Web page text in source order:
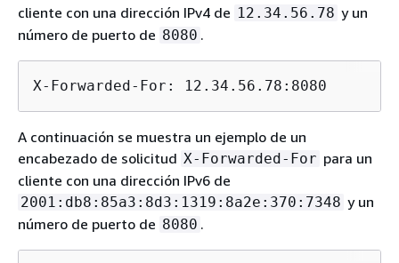
cliente con una dirección IPv4 de 12.34.56.78 y un
número de puerto de 8080 .
X-Forwarded-For: 12.34.56.78:8080
A continuación se muestra un ejemplo de un
encabezado de solicitud X-Forwarded-For para un
cliente con una dirección IPv6 de
2001:db8:85a3:8d3:1319:8a2e:370:7348 y un
número de puerto de 8080 .